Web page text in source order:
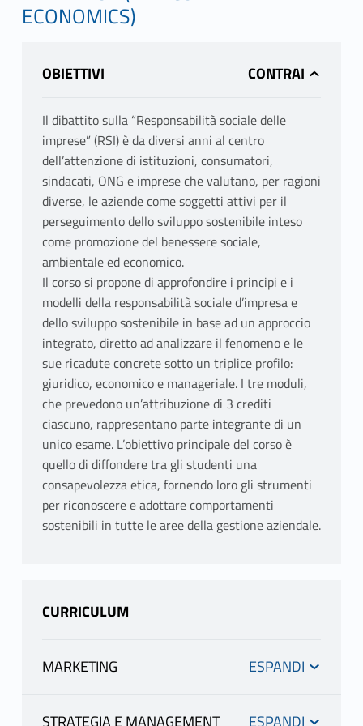
ECONOMICS)
OBIETTIVI
Il dibattito sulla “Responsabilità sociale delle
imprese” (RSI) è da diversi anni al centro
dell’attenzione di istituzioni, consumatori,
sindacati, ONG e imprese che valutano, per ragioni
diverse, le aziende come soggetti attivi per il
perseguimento dello sviluppo sostenibile inteso
come promozione del benessere sociale,
ambientale ed economico.
Il corso si propone di approfondire i principi e i
modelli della responsabilità sociale d’impresa e
dello sviluppo sostenibile in base ad un approccio
integrato, diretto ad analizzare il fenomeno e le
sue ricadute concrete sotto un triplice profilo:
giuridico, economico e manageriale. I tre moduli,
che prevedono un’attribuzione di 3 crediti
ciascuno, rappresentano parte integrante di un
unico esame. L’obiettivo principale del corso è
quello di diffondere tra gli studenti una
consapevolezza etica, fornendo loro gli strumenti
per riconoscere e adottare comportamenti
sostenibili in tutte le aree della gestione aziendale.
CURRICULUM
MARKETING